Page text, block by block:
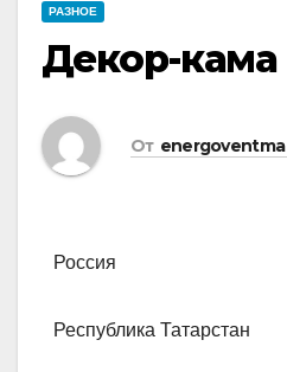
РАЗНОЕ
Декор-кама
От energoventma
Россия
Республика Татарстан